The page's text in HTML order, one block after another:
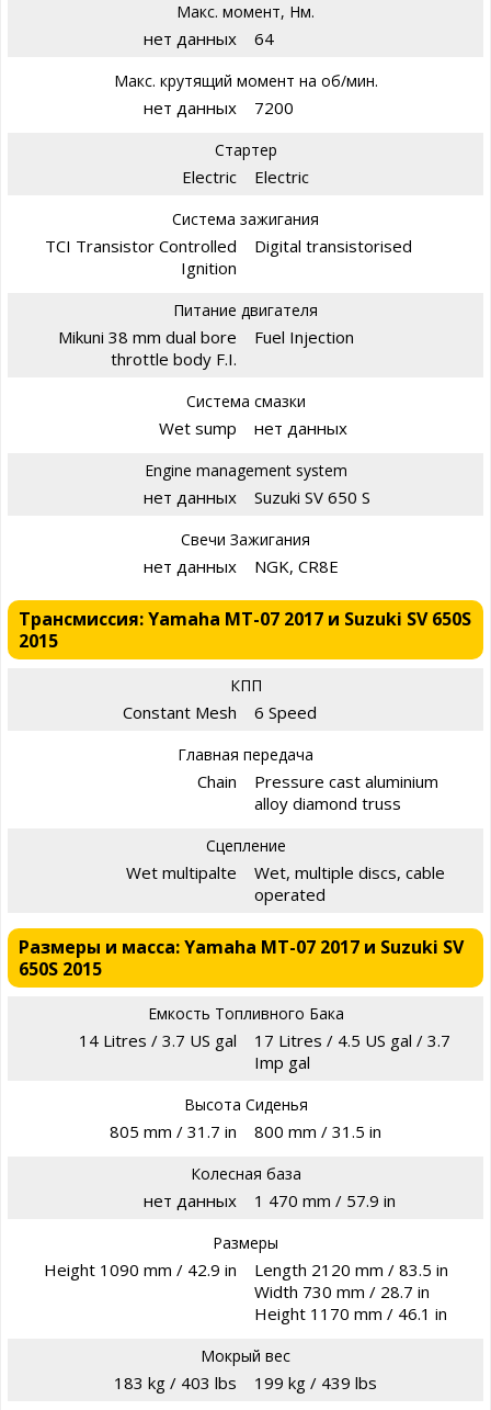
Макс. момент, Нм.
нет данных 64
Макс. крутящий момент на об/мин.
нет данных 7200
Стартер
Electric Electric
Система зажигания
TCI Transistor Controlled
Ignition
Digital transistorised
Питание двигателя
Mikuni 38 mm dual bore
throttle body F.I.
Fuel Injection
Система смазки
Wet sump нет данных
Engine management system
нет данных Suzuki SV 650 S
Свечи Зажигания
нет данных NGK, CR8E
Трансмиссия: Yamaha MT-07 2017 и Suzuki SV 650S
2015
КПП
Constant Mesh 6 Speed
Главная передача
Chain
Pressure cast aluminium
alloy diamond truss
Сцепление
Wet multipalte
Wet, multiple discs, cable
operated
Размеры и масса: Yamaha MT-07 2017 и Suzuki SV
650S 2015
Емкость Топливного Бака
14 Litres / 3.7 US gal
17 Litres / 4.5 US gal / 3.7
Imp gal
Высота Сиденья
805 mm / 31.7 in 800 mm / 31.5 in
Колесная база
нет данных 1 470 mm / 57.9 in
Размеры
Height 1090 mm / 42.9 in
Length 2120 mm / 83.5 in
Width 730 mm / 28.7 in
Height 1170 mm / 46.1 in
Мокрый вес
183 kg / 403 lbs 199 kg / 439 lbs